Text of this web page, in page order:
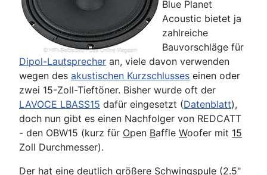
Blue Planet
Acoustic bietet ja
zahlreiche
Bauvorschläge für
Dipol-Lautsprecher an, viele davon verwenden
wegen des akustischen Kurzschlusses einen oder
zwei 15-Zoll-Tieftöner. Bisher wurde oft der
LAVOCE LBASS15 dafür eingesetzt (Datenblatt),
doch nun gibt es einen Nachfolger von REDCATT
- den OBW15 (kurz für Open Baffle Woofer mit 15
Zoll Durchmesser).
Der hat eine deutlich größere Schwingspule (2.5"